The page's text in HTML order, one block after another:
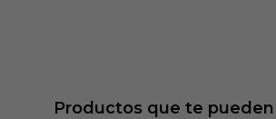
Productos que te